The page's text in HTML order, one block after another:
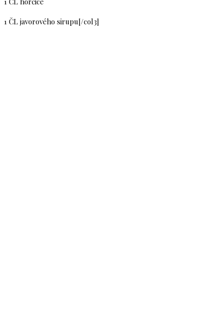
1 ČL javorového sirupu[/col3]